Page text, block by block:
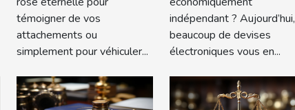
témoigner de vos
attachements ou
simplement pour véhiculer...
indépendant ? Aujourd’hui,
beaucoup de devises
électroniques vous en...